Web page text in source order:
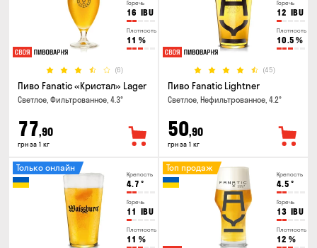
Горечь
16 IBU
Плотность
11 %
(6)
Пиво Fanatic «Кристал» Lager
Светлое, Фильтрованное, 4.3°
77,90
грн за 1 кг
Горечь
12 IBU
Плотность
10.5 %
(45)
Пиво Fanatic Lightner
Светлое, Нефильтрованное, 4.2°
50,90
грн за 1 кг
Крепость
4.7 °
Горечь
11 IBU
Плотность
11 %
Только онлайн
Крепость
4.5 °
Горечь
13 IBU
Плотность
12 %
Топ продаж